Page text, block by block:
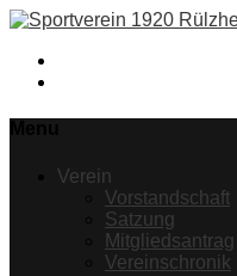
Verein
Vorstandschaft
Satzung
Mitgliedsantrag
Vereinschronik